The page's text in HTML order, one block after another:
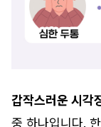
갑작스러운 시각
중 하나입니다.